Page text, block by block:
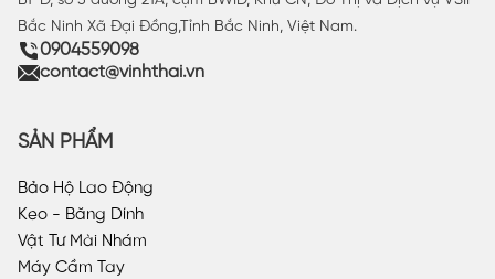
Bắc Ninh Xã Đại Đồng,Tỉnh Bắc Ninh, Việt Nam.
0904559098
contact@vinhthai.vn
SẢN PHẨM
Bảo Hộ Lao Động
Keo - Băng Dính
Vật Tư Mài Nhám
Máy Cầm Tay